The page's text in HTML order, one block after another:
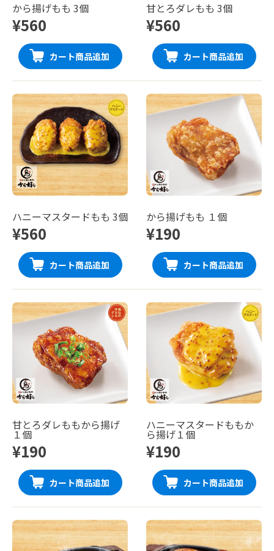
から揚げもも 3個
¥560
カート商品追加
甘とろダレもも 3個
¥560
カート商品追加
ハニーマスタードもも 3個
¥560
カート商品追加
から揚げもも １個
¥190
カート商品追加
甘とろダレももから揚げ
１個
¥190
カート商品追加
ハニーマスタードももか
ら揚げ１個
¥190
カート商品追加